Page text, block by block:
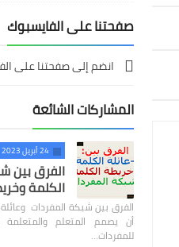
صفحتنا على الفايسبوك
انضم إلى صفحتنا على
المشاركات الشائعة
24 أبريل 2023
الفرق بين
الكلمة
الفرق بين شبكة المفردات
أن يصمم المتعلم
للمفردات…